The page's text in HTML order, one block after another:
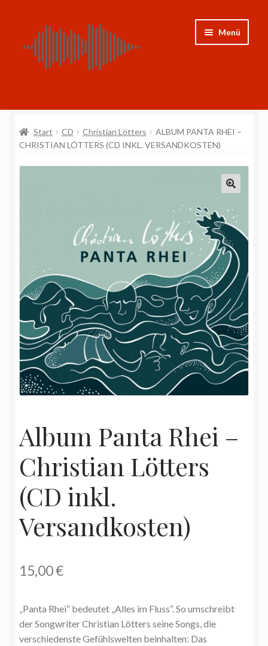
Navigation
springen
Inhalt
springen
Menü
CDs
Noten
Start CD Christian Lötters
ALBUM PANTA RHEI –
CHRISTIAN LÖTTERS (CD INKL. VERSANDKOSTEN)
Album Panta Rhei –
Christian Lötters
(CD inkl.
Versandkosten)
15,00€
„Panta Rhei“ bedeutet „Alles im Fluss“. So umschreibt
der Songwriter Christian Lötters seine Songs, die
verschiedenste Gefühlswelten beinhalten: Das